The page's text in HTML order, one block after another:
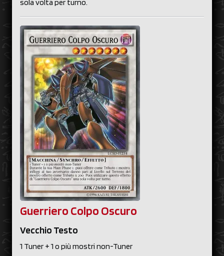
sola volta per turno.
Guerriero Colpo Oscuro
Vecchio Testo
1 Tuner + 1 o più mostri non-Tuner